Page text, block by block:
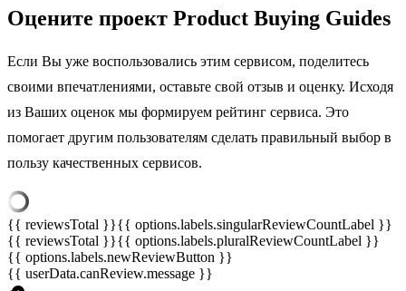
Оцените проект Product Buying Guides
Если Вы уже воспользовались этим сервисом, поделитесь
своими впечатлениями, оставьте свой отзыв и оценку. Исходя
из Ваших оценок мы формируем рейтинг сервиса. Это
помогает другим пользователям сделать правильный выбор в
пользу качественных сервисов.
{{ reviewsTotal }}{{ options.labels.singularReviewCountLabel }}
{{ reviewsTotal }}{{ options.labels.pluralReviewCountLabel }}
{{ options.labels.newReviewButton }}
{{ userData.canReview.message }}